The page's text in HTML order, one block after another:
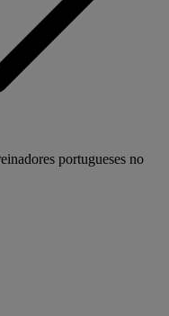
portugueses no